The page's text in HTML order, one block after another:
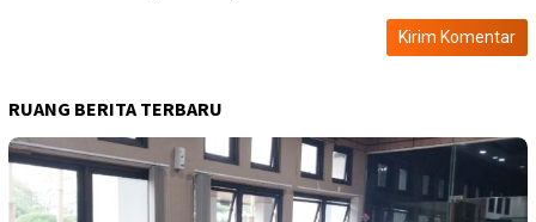
RUANG BERITA TERBARU